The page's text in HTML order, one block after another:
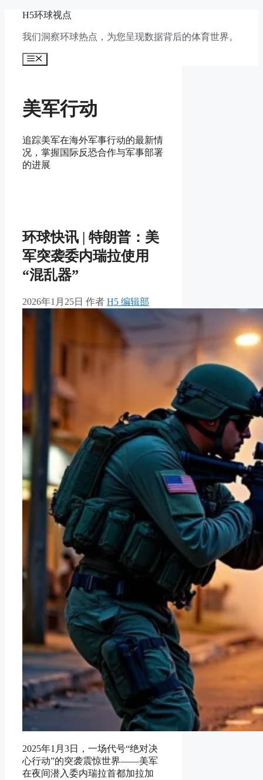
H5环球视点
我们洞察环球热点，为您呈现数据背后的体育世界。
菜
美军行动
追踪美军在海外军事行动的最新情
况，掌握国际反恐合作与军事部署
的进展
环球快讯 | 特朗普：美
军突袭委内瑞拉使用
“混乱器”
2026年1月25日 作者 H5 编辑部
2025年1月3日，一场代号“绝对决
心行动”的突袭震惊世界——美军
在夜间潜入委内瑞拉首都加拉加